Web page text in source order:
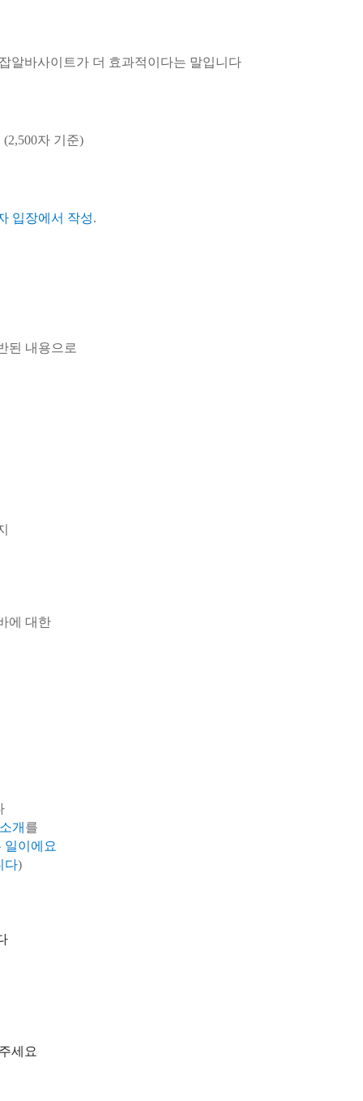
알바사이트가 더 효과적이다는 말입니다
자 기준)
입장에서 작성.
된 내용으로
에 대한
개 를
일이에요
다)
세요